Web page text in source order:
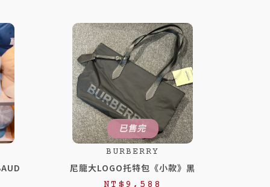
已售完
BURBERRY
尼龍大LOGO托特包《小款》黑